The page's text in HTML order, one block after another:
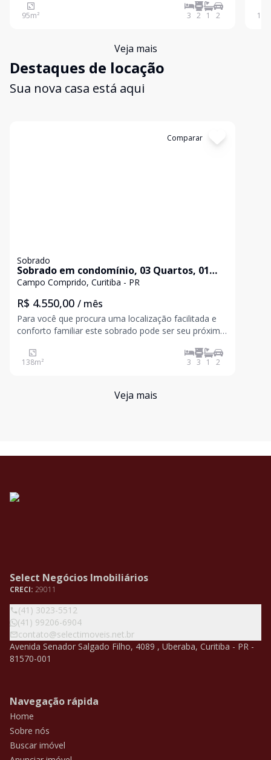
espaço e uma localização privilegiada em Curitiba,
este apartamento é para você! CARACTERÍSTICAS: -
95m² 3 2 1 2 138
Veja mais
Destaques de locação
Sua nova casa está aqui
Comparar
Sobrado
Sobrado em condomínio, 03 Quartos, 01
Suíte, Terraço, Churrasqueira, 02 Vagas
Campo Comprido, Curitiba - PR
R$ 4.550,00 / mês
Para você que procura uma localização facilitada e
conforto familiar este sobrado pode ser seu próximo
ventilação natural, 3 dormitórios sendo 1 suíte. 02.
CARACTERÍSTICAS: - Sala de estar - Sala de
138m² 3 3 1 2
Veja mais
Select Negócios Imobiliários
CRECI: 29011
(41) 3023-5512
(41) 99206-6904
contato@selectimoveis.net.br
Avenida Senador Salgado Filho, 4089 , Uberaba, Curitiba - PR -
81570-001
Navegação rápida
Home
Sobre nós
Buscar imóvel